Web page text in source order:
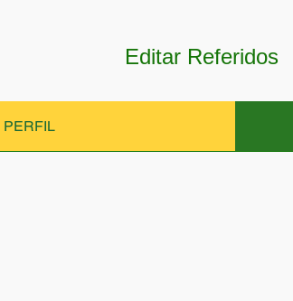
Editar Referidos
PERFIL